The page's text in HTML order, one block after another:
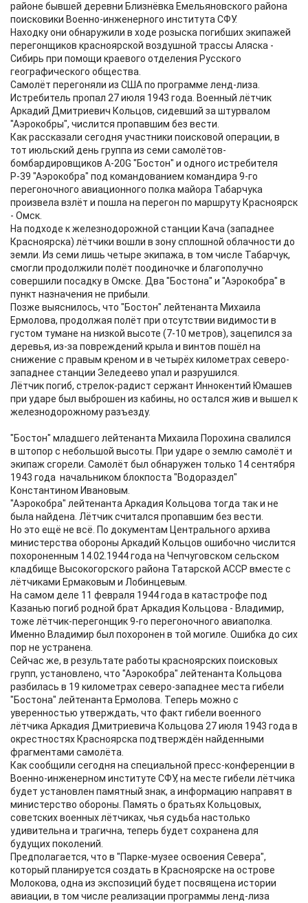
районе бывшей деревни Близнёвка Емельяновского района
поисковики Военно-инженерного института СФУ.
Находку они обнаружили в ходе розыска погибших экипажей
перегонщиков красноярской воздушной трассы Аляска -
Сибирь при помощи краевого отделения Русского
географического общества.
Самолёт перегоняли из США по программе ленд-лиза.
Истребитель пропал 27 июля 1943 года. Военный лётчик
Аркадий Дмитриевич Кольцов, сидевший за штурвалом
"Аэрокобры", числится пропавшим без вести.
Как рассказали сегодня участники поисковой операции, в
тот июльский день группа из семи самолётов-
бомбардировщиков А-20G "Бостон" и одного истребителя
Р-39 "Аэрокобра" под командованием командира 9-го
перегоночного авиационного полка майора Табарчука
произвела взлёт и пошла на перегон по маршруту Красноярск
- Омск.
На подходе к железнодорожной станции Кача (западнее
Красноярска) лётчики вошли в зону сплошной облачности до
земли. Из семи лишь четыре экипажа, в том числе Табарчук,
смогли продолжили полёт поодиночке и благополучно
совершили посадку в Омске. Два "Бостона" и "Аэрокобра" в
пункт назначения не прибыли.
Позже выяснилось, что "Бостон" лейтенанта Михаила
Ермолова, продолжая полёт при отсутствии видимости в
густом тумане на низкой высоте (7-10 метров), зацепился за
деревья, из-за повреждений крыла и винтов пошёл на
снижение с правым креном и в четырёх километрах северо-
западнее станции Зеледеево упал и разрушился.
Лётчик погиб, стрелок-радист сержант Иннокентий Юмашев
при ударе был выброшен из кабины, но остался жив и вышел к
железнодорожному разъезду.
"Бостон" младшего лейтенанта Михаила Порохина свалился
в штопор с небольшой высоты. При ударе о землю самолёт и
экипаж сгорели. Самолёт был обнаружен только 14 сентября
1943 года начальником блокпоста "Водораздел"
Константином Ивановым.
"Аэрокобра" лейтенанта Аркадия Кольцова тогда так и не
была найдена. Лётчик считался пропавшим без вести.
Но это ещё не всё. По документам Центрального архива
министерства обороны Аркадий Кольцов ошибочно числится
похороненным 14.02.1944 года на Чепчуговском сельском
кладбище Высокогорского района Татарской АССР вместе с
лётчиками Ермаковым и Лобинцевым.
На самом деле 11 февраля 1944 года в катастрофе под
Казанью погиб родной брат Аркадия Кольцова - Владимир,
тоже лётчик-перегонщик 9-го перегоночного авиаполка.
Именно Владимир был похоронен в той могиле. Ошибка до сих
пор не устранена.
Сейчас же, в результате работы красноярских поисковых
групп, установлено, что "Аэрокобра" лейтенанта Кольцова
разбилась в 19 километрах северо-западнее места гибели
"Бостона" лейтенанта Ермолова. Теперь можно с
уверенностью утверждать, что факт гибели военного
лётчика Аркадия Дмитриевича Кольцова 27 июля 1943 года в
окрестностях Красноярска подтверждён найденными
фрагментами самолёта.
Как сообщили сегодня на специальной пресс-конференции в
Военно-инженерном институте СФУ, на месте гибели лётчика
будет установлен памятный знак, а информацию направят в
министерство обороны. Память о братьях Кольцовых,
советских военных лётчиках, чья судьба настолько
удивительна и трагична, теперь будет сохранена для
будущих поколений.
Предполагается, что в "Парке-музее освоения Севера",
который планируется создать в Красноярске на острове
Молокова, одна из экспозиций будет посвящена истории
авиации, в том числе реализации программы ленд-лиза